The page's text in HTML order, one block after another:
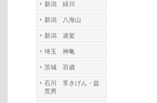
新潟 緑川
新潟 八海山
新潟 凌駕
埼玉 神亀
茨城 百歳
石川 常きげん・益
荒男